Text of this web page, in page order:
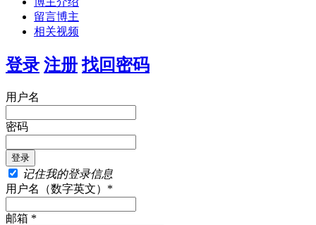
留言博主
相关视频
登录 注册 找回密码
用户名
密码
记住我的登录信息
用户名（数字英文）*
邮箱 *